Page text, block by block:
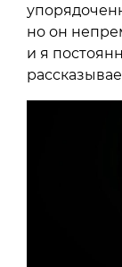
но он
и я